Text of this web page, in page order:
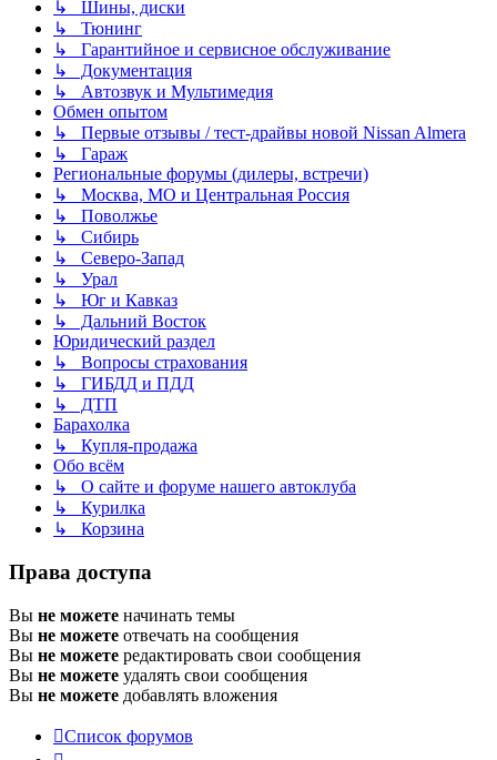
↳ Шины, диски
↳ Тюнинг
↳ Гарантийное и сервисное обслуживание
↳ Документация
↳ Автозвук и Мультимедия
Обмен опытом
↳ Первые отзывы / тест-драйвы новой Nissan Almera
↳ Гараж
Региональные форумы (дилеры, встречи)
↳ Москва, МО и Центральная Россия
↳ Поволжье
↳ Сибирь
↳ Северо-Запад
↳ Урал
↳ Юг и Кавказ
↳ Дальний Восток
Юридический раздел
↳ Вопросы страхования
↳ ГИБДД и ПДД
↳ ДТП
Барахолка
↳ Купля-продажа
Обо всём
↳ О сайте и форуме нашего автоклуба
↳ Курилка
↳ Корзина
Права доступа
Вы не можете начинать темы
Вы не можете отвечать на сообщения
Вы не можете редактировать свои сообщения
Вы не можете удалять свои сообщения
Вы не можете добавлять вложения
Список форумов